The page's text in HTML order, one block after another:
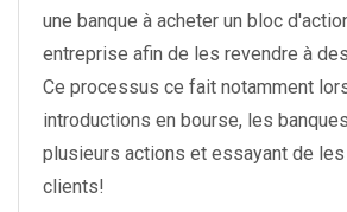
une banque à acheter un bloc
entreprise afin de les revendre à
Ce processus ce fait notamment
introductions en bourse, les
plusieurs actions et essayant de
clients!